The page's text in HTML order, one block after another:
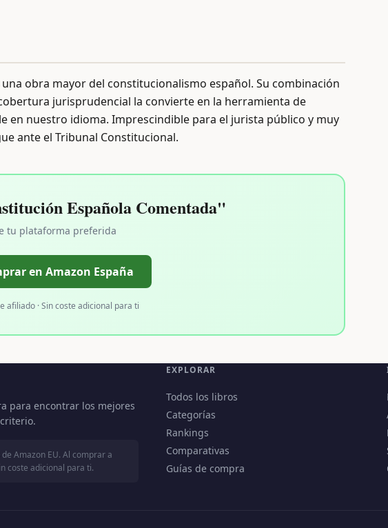
una obra mayor del constitucionalismo español. Su combinación
jurisprudencial la convierte en la herramienta de
en nuestro idioma. Imprescindible para el jurista público y muy
ante el Tribunal Constitucional.
Española Comentada"
tu plataforma preferida
en Amazon España
afiliado · Sin coste adicional para ti
para encontrar los mejores
Amazon EU. Al comprar a
coste adicional para ti.
EXPLORAR
Todos los libros
Categorías
Rankings
Comparativas
Guías de compra